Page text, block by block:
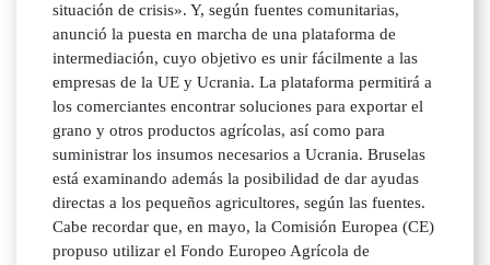
situación de crisis». Y, según fuentes comunitarias,
anunció la puesta en marcha de una plataforma de
intermediación, cuyo objetivo es unir fácilmente a las
empresas de la UE y Ucrania. La plataforma permitirá a
los comerciantes encontrar soluciones para exportar el
grano y otros productos agrícolas, así como para
suministrar los insumos necesarios a Ucrania. Bruselas
está examinando además la posibilidad de dar ayudas
directas a los pequeños agricultores, según las fuentes.
Cabe recordar que, en mayo, la Comisión Europea (CE)
propuso utilizar el Fondo Europeo Agrícola de